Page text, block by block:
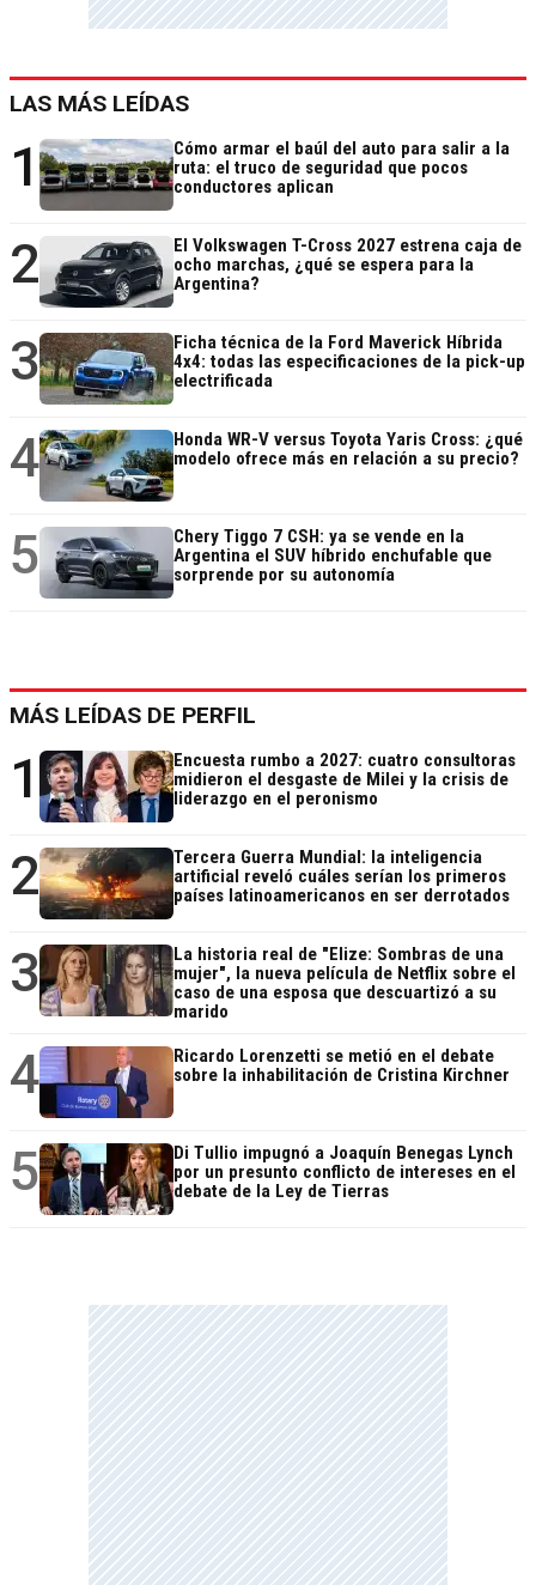
LAS MÁS LEÍDAS
1
Cómo armar el baúl del auto para salir a la
ruta: el truco de seguridad que pocos
conductores aplican
2
El Volkswagen T-Cross 2027 estrena caja de
ocho marchas, ¿qué se espera para la
Argentina?
3
Ficha técnica de la Ford Maverick Híbrida
4x4: todas las especificaciones de la pick-up
electrificada
4
Honda WR-V versus Toyota Yaris Cross: ¿qué
modelo ofrece más en relación a su precio?
5
Chery Tiggo 7 CSH: ya se vende en la
Argentina el SUV híbrido enchufable que
sorprende por su autonomía
MÁS LEÍDAS DE PERFIL
1
Encuesta rumbo a 2027: cuatro consultoras
midieron el desgaste de Milei y la crisis de
liderazgo en el peronismo
2
Tercera Guerra Mundial: la inteligencia
artificial reveló cuáles serían los primeros
países latinoamericanos en ser derrotados
3
La historia real de "Elize: Sombras de una
mujer", la nueva película de Netflix sobre el
caso de una esposa que descuartizó a su
marido
4
Ricardo Lorenzetti se metió en el debate
sobre la inhabilitación de Cristina Kirchner
5
Di Tullio impugnó a Joaquín Benegas Lynch
por un presunto conflicto de intereses en el
debate de la Ley de Tierras